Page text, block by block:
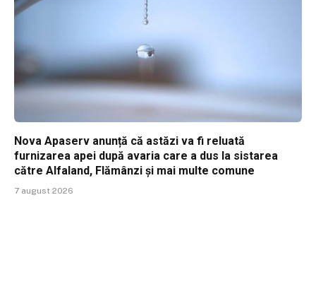
Nova Apaserv anunță că astăzi va fi reluată
furnizarea apei după avaria care a dus la sistarea
către Alfaland, Flămânzi și mai multe comune
7 august 2026